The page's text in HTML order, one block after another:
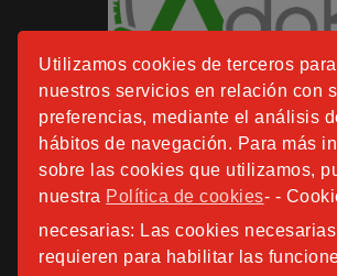
Utilizamos cookies de terceros
nuestros servicios en relación con
preferencias, mediante el análisis
hábitos de navegación. Para más
sobre las cookies que utilizamos,
nuestra Política de cookies- -
necesarias: Las cookies
requieren para habilitar las